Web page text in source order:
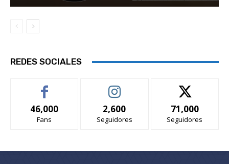
REDES SOCIALES
46,000
Fans
2,600
Seguidores
71,000
Seguidores